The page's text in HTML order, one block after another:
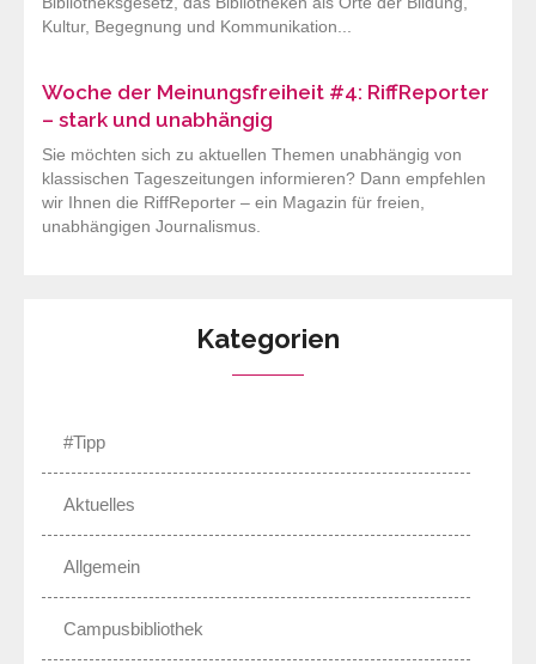
Kultur, Begegnung und Kommunikation...
Woche der Meinungsfreiheit #4: RiffReporter
– stark und unabhängig
Sie möchten sich zu aktuellen Themen unabhängig von
klassischen Tageszeitungen informieren? Dann empfehlen
wir Ihnen die RiffReporter – ein Magazin für freien,
unabhängigen Journalismus.
Kategorien
#Tipp
Aktuelles
Allgemein
Campusbibliothek